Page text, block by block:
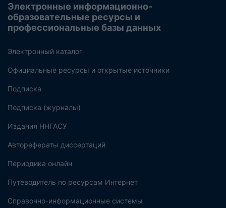
Электронные информационно-
образовательные ресурсы и
профессиональные базы данных
Электронный каталог
Официальные ресурсы и открытые источники
Подписка
Подписка (журналы)
Издания ННГАСУ
Авторефераты диссертаций
Периодика онлайн
Путеводитель по ресурсам Интернет
Справочно-информационные системы